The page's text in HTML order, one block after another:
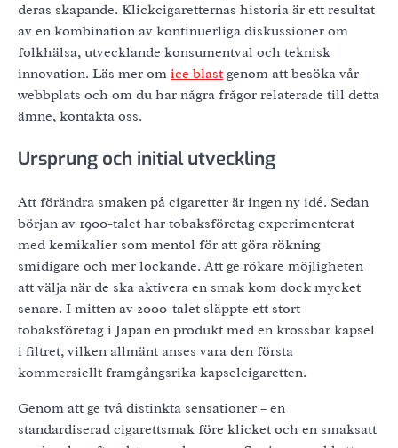
deras skapande. Klickcigaretternas historia är ett resultat
av en kombination av kontinuerliga diskussioner om
folkhälsa, utvecklande konsumentval och teknisk
innovation. Läs mer om ice blast genom att besöka vår
webbplats och om du har några frågor relaterade till detta
ämne, kontakta oss.
Ursprung och initial utveckling
Att förändra smaken på cigaretter är ingen ny idé. Sedan
början av 1900-talet har tobaksföretag experimenterat
med kemikalier som mentol för att göra rökning
smidigare och mer lockande. Att ge rökare möjligheten
att välja när de ska aktivera en smak kom dock mycket
senare. I mitten av 2000-talet släppte ett stort
tobaksföretag i Japan en produkt med en krossbar kapsel
i filtret, vilken allmänt anses vara den första
kommersiellt framgångsrika kapselcigaretten.
Genom att ge två distinkta sensationer – en
standardiserad cigarettsmak före klicket och en smaksatt